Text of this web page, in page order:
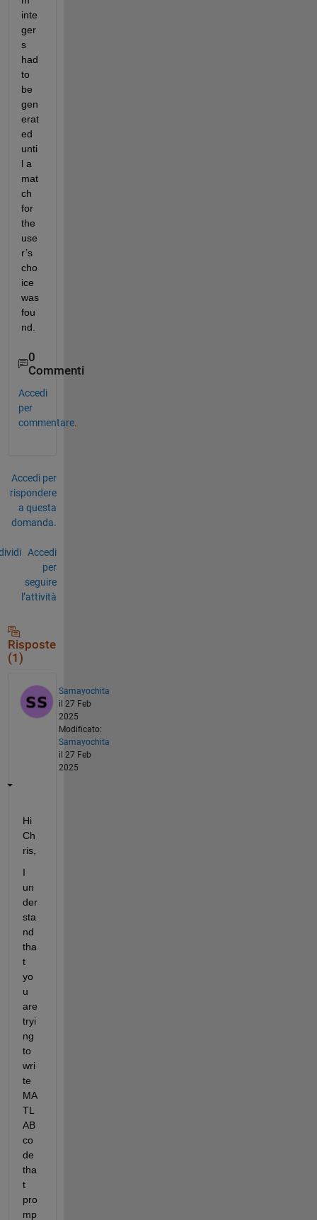
inte
ger
s
had
to
be
gen
erat
ed
unti
l a
mat
ch
for
the
use
r’s
cho
ice
was
fou
nd.
0
Commenti
Accedi
per
commentare.
Accedi per
rispondere
a questa
domanda.
Accedi
per
seguire
l’attività
Risposte
(1)
Samayochita
il 27 Feb
2025
Modificato:
Samayochita
il 27 Feb
2025
Hi
Ch
ris,
I
un
der
sta
nd
tha
t
yo
are
tryi
ng
to
wri
te
MA
TL
AB
co
de
tha
t
pro
mp